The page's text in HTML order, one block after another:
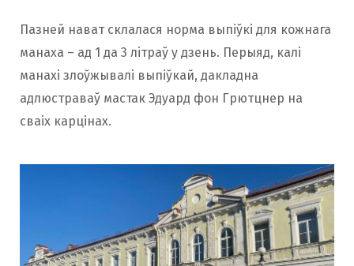
Пазней нават склалася норма выпіўкі для кожнага
манаха – ад 1 да 3 літраў у дзень. Перыяд, калі
манахі злоўжывалі выпіўкай, дакладна
адлюстраваў мастак Эдуард фон Грютцнер на
сваіх карцінах.